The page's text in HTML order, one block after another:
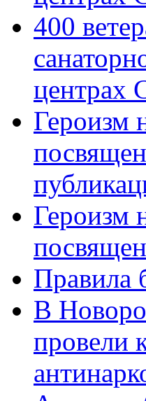
400
центрах
Героизм
Героизм
Правила
В
провели